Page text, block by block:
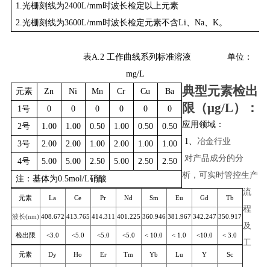
1.光栅刻线为2400L/mm时波长检定以上元素
2.光栅刻线为3600L/mm时波长检定元素不含Li、Na、K。
表A.2 工作曲线系列标准溶液 单位：
mg/L
元素
Zn Ni Mn Cr Cu
Ba
1号
0 0 0 0 0
0
2号
1.00 1.00 0.50 1.00 0.50
0.50
3号
2.00 2.00 1.00 2.00 1.00
1.00
4号
5.00 5.00 2.50 5.00 2.50
2.50
注：基体为0.5mol/L硝酸
典型元素检出
限（μg/L）：
元素 La Ce Pr Nd Sm Eu Gd Tb
波长(nm) 408.672 413.765 414.311 401.225 360.946 381.967 342.247 350.917
检出限 <3.0 <5.0 <5.0 <5.0 < 10.0 < 1.0 <10.0 < 3.0
元素 Dy Ho Er Tm Yb Lu Y Sc
应用领域：
1、 冶金行业
对产品成分的分
析，可实时管控生产
流
程
及
工